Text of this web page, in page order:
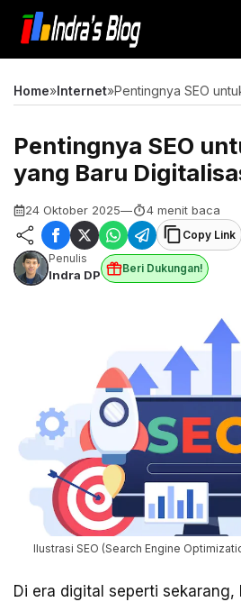
Langsung
isi
Home»Internet»
Pentingnya SEO
yang Baru
24 Oktober 2025— 4 menit baca
Copy Link
Penulis
Indra DP Beri Dukungan!
Ilustrasi SEO (Search Engine
Di era digital seperti sekarang,